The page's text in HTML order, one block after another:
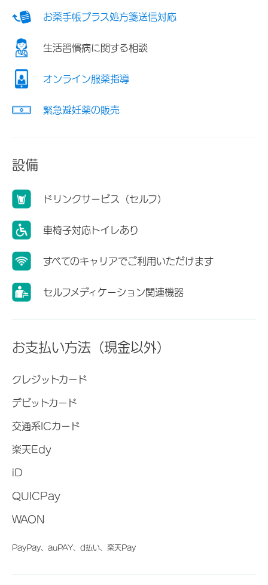
お薬手帳プラス処方箋送信対応
生活習慣病に関する相談
オンライン服薬指導
緊急避妊薬の販売
設備
ドリンクサービス（セルフ）
車椅子対応トイレあり
すべてのキャリアでご利用いただけます
セルフメディケーション関連機器
お支払い方法（現金以外）
クレジットカード
デビットカード
交通系ICカード
楽天Edy
iD
QUICPay
WAON
PayPay、auPAY、d払い、楽天Pay